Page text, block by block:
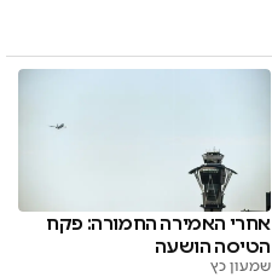
אחרי האמירה החמורה: פקח
הטיסה הושעה
שמעון כץ